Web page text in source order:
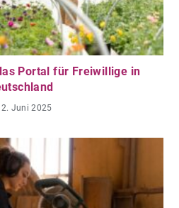
Portal für Freiwillige in
2. Juni 2025